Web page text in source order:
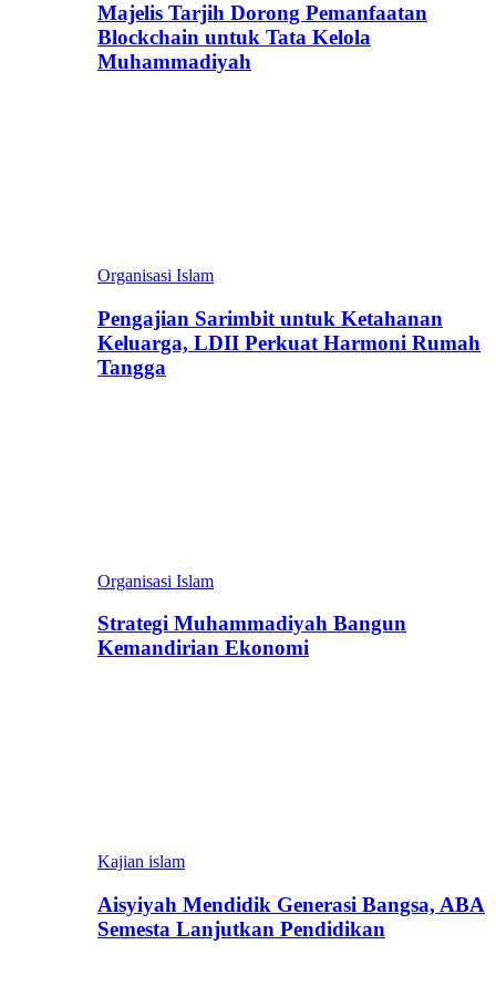
Majelis Tarjih Dorong Pemanfaatan
Blockchain untuk Tata Kelola
Muhammadiyah
Organisasi Islam
Pengajian Sarimbit untuk Ketahanan
Keluarga, LDII Perkuat Harmoni Rumah
Tangga
Organisasi Islam
Strategi Muhammadiyah Bangun
Kemandirian Ekonomi
Kajian islam
Aisyiyah Mendidik Generasi Bangsa, ABA
Semesta Lanjutkan Pendidikan